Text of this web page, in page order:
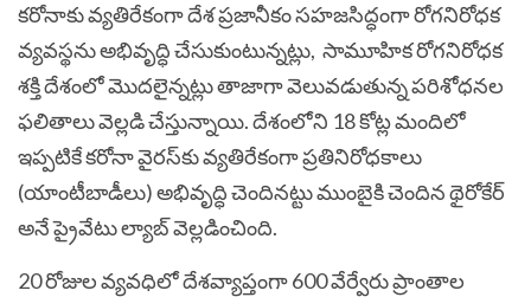
కరోనాకు వ్యతిరేకంగా దేశ ప్రజానీకం సహజసిద్ధంగా రోగనిరోధక
వ్యవస్థను అభివృద్ధి చేసుకుంటున్నట్లు, సామూహిక రోగనిరోధక
శక్తి దేశంలో మొదలైన్నట్లు తాజాగా వెలువడుతున్న పరిశోధనల
ఫలితాలు వెల్లడి చేస్తున్నాయి. దేశంలోని 18 కోట్ల మందిలో
ఇప్పటికే కరోనా వైరస్‌కు వ్యతిరేకంగా ప్రతినిరోధకాలు
(యాంటీబాడీలు) అభివృద్ధి చెందినట్టు ముంబైకి చెందిన థైరోకేర్‌
అనే ప్రైవేటు ల్యాబ్‌ వెల్లడించింది.
20 రోజుల వ్యవధిలో దేశవ్యాప్తంగా 600 వేర్వేరు ప్రాంతాల